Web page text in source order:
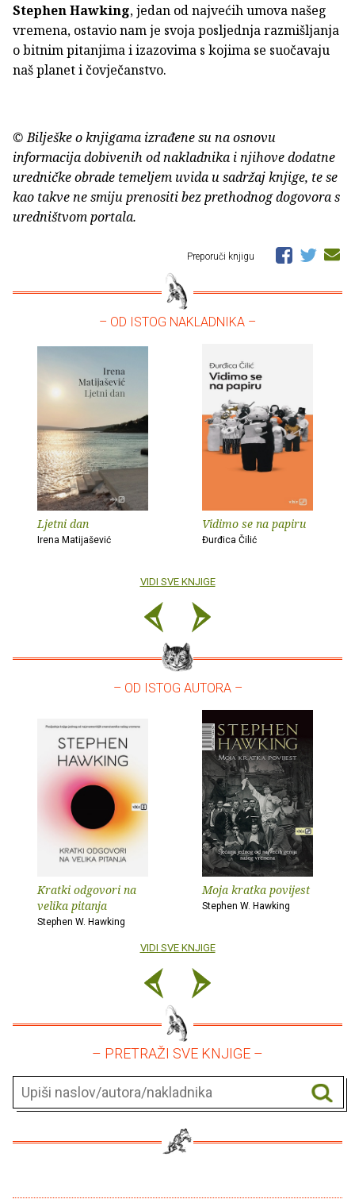
Stephen Hawking, jedan od najvećih umova našeg
vremena, ostavio nam je svoja posljednja razmišljanja
o bitnim pitanjima i izazovima s kojima se suočavaju
naš planet i čovječanstvo.
© Bilješke o knjigama izrađene su na osnovu
informacija dobivenih od nakladnika i njihove dodatne
uredničke obrade temeljem uvida u sadržaj knjige, te se
kao takve ne smiju prenositi bez prethodnog dogovora s
uredništvom portala.
Preporuči knjigu
– OD ISTOG NAKLADNIKA –
Ljetni dan
Irena Matijašević
Vidimo se na papiru
Đurđica Čilić
VIDI SVE KNJIGE
– OD ISTOG AUTORA –
Kratki odgovori na
velika pitanja
Stephen W. Hawking
Moja kratka povijest
Stephen W. Hawking
VIDI SVE KNJIGE
– PRETRAŽI SVE KNJIGE –